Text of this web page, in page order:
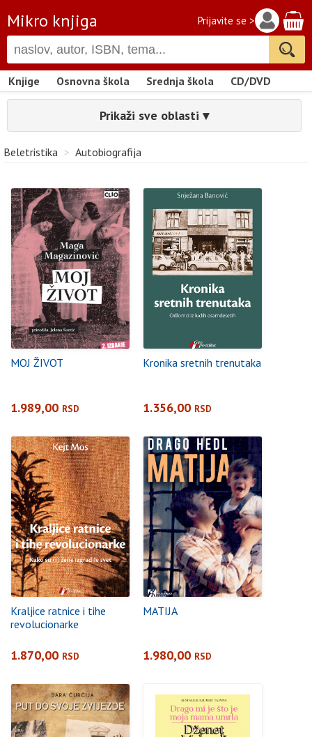
Mikro knjiga Prijavite se >
Knjige Osnovna škola Srednja škola CD/DVD
Prikaži sve oblasti ▾
Beletristika > Autobiografija
MOJ ŽIVOT
1.989,00 RSD
Kronika sretnih trenutaka
1.356,00 RSD
Kraljice ratnice i tihe
revolucionarke
1.870,00 RSD
MATIJA
1.980,00 RSD